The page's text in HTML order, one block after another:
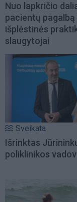
Nuo lapkričio
pacientų
išplėstinės
slaugytojai
Sveikata
Išrinktas
poliklinikos